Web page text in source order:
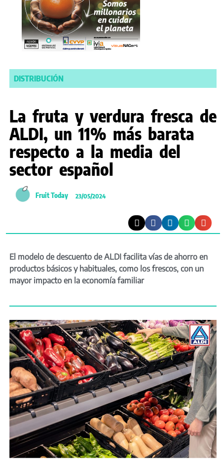
DISTRIBUCIÓN
La fruta y verdura fresca de
ALDI, un 11% más barata
respecto a la media del
sector español
Fruit Today 23/05/2024
El modelo de descuento de ALDI facilita vías de ahorro en
productos básicos y habituales, como los frescos, con un
mayor impacto en la economía familiar